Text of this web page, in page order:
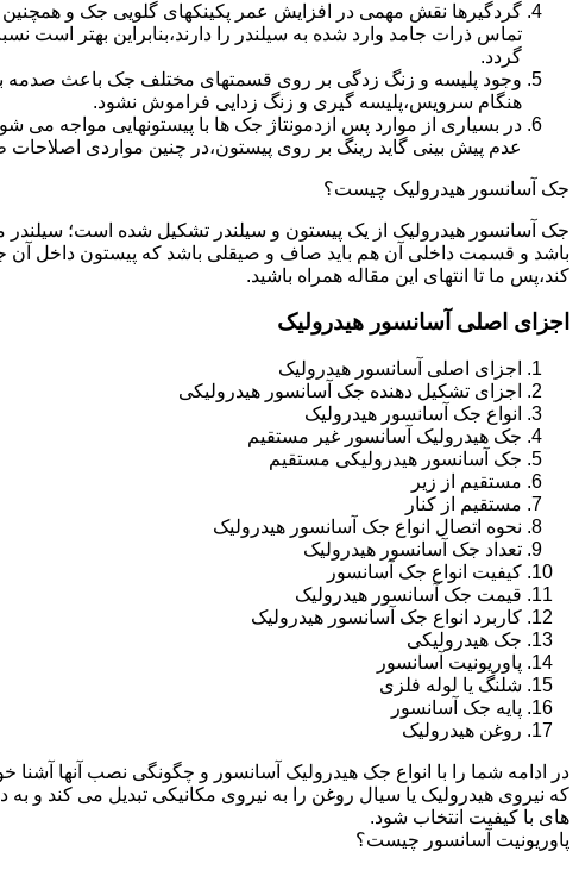
گردگیرها نقش مهمی در افزایش عمر پکینکهای گلویی جک و
تماس ذرات جامد وارد شده به سیلندر را دارند،بنابراین بهتر است
گردد.
وجود پلیسه و زنگ زدگی بر روی قسمتهای مختلف جک باعث صدمه به
هنگام سرویس،پلیسه گیری و زنگ زدایی فراموش نشود.
در بسیاری از موارد پس ازدمونتاژ جک ها با پیستونهایی مواجه
عدم پیش بینی گاید رینگ بر روی پیستون،در چنین مواردی
جک آسانسور هیدرولیک چیست؟
جک آسانسور هیدرولیک از یک پیستون و سیلندر تشکیل شده است؛
باشد و قسمت داخلی آن هم باید صاف و صیقلی باشد که پیستون داخل آن
کند،پس ما تا انتهای این مقاله همراه باشید.
اجزای اصلی آسانسور هیدرولیک
اجزای اصلی آسانسور هیدرولیک
اجزای تشکیل دهنده جک آسانسور هیدرولیکی
انواع جک آسانسور هیدرولیک
جک هیدرولیک آسانسور غیر مستقیم
جک آسانسور هیدرولیکی مستقیم
مستقیم از زیر
مستقیم از کنار
نحوه اتصال انواع جک آسانسور هیدرولیک
تعداد جک آسانسور هیدرولیک
کیفیت انواع جک آسانسور
قیمت جک آسانسور هیدرولیک
کاربرد انواع جک آسانسور هیدرولیک
جک هیدرولیکی
پاوریونیت آسانسور
شلنگ یا لوله فلزی
پایه جک آسانسور
روغن هیدرولیک
در ادامه شما را با انواع جک هیدرولیک آسانسور و چگونگی نصب آنها
که نیروی هیدرولیک یا سیال روغن را به نیروی مکانیکی تبدیل می کند و
های با کیفیت انتخاب شود.
پاوریونیت آسانسور چیست؟